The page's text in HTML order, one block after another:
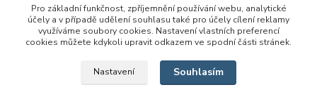
+420774917196
Fb stránka - By pavlina
Pro základní funkčnost, zpříjemnění používání webu, analytické
účely a v případě udělení souhlasu také pro účely cílení reklamy
využíváme soubory cookies. Nastavení vlastních preferencí
cookies můžete kdykoli upravit odkazem ve spodní části stránek.
Nastavení Souhlasím